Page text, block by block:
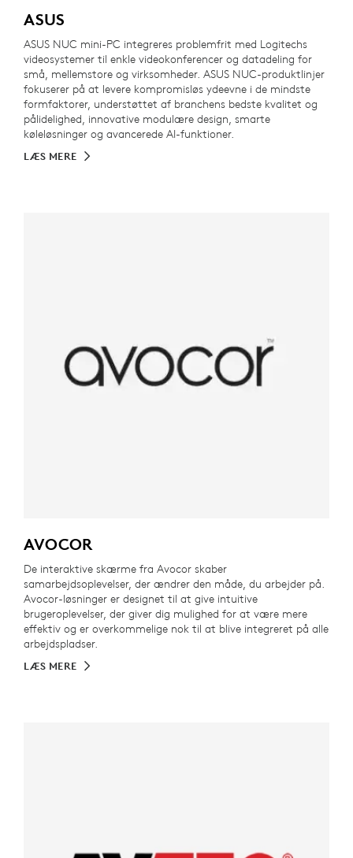
ASUS
ASUS NUC mini-PC integreres problemfrit med Logitechs
videosystemer til enkle videokonferencer og datadeling for
små, mellemstore og virksomheder. ASUS NUC-produktlinjer
fokuserer på at levere kompromisløs ydeevne i de mindste
formfaktorer, understøttet af branchens bedste kvalitet og
pålidelighed, innovative modulære design, smarte
køleløsninger og avancerede AI-funktioner.
LÆS MERE
AVOCOR
De interaktive skærme fra Avocor skaber
samarbejdsoplevelser, der ændrer den måde, du arbejder på.
Avocor-løsninger er designet til at give intuitive
brugeroplevelser, der giver dig mulighed for at være mere
effektiv og er overkommelige nok til at blive integreret på alle
arbejdspladser.
LÆS MERE